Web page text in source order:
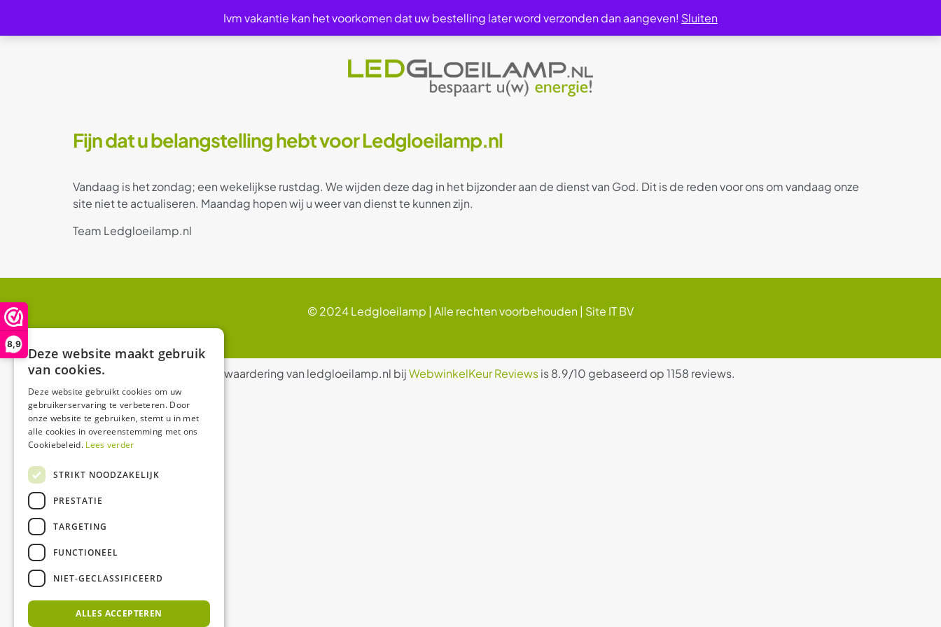
8,9
Fijn dat u belangstelling hebt voor Ledgloeilamp.nl
Vandaag is het zondag; een wekelijkse rustdag. We wijden deze dag in het bijzonder aan de dienst van God. Dit is de reden voor ons om vandaag onze
site niet te actualiseren. Maandag hopen wij u weer van dienst te kunnen zijn.
Team Ledgloeilamp.nl
© 2024 Ledgloeilamp | Alle rechten voorbehouden | Site IT BV
De waardering van ledgloeilamp.nl bijWebwinkelKeur Reviewsis 8.9/10 gebaseerd op 1158 reviews.
Ivm vakantie kan het voorkomen dat uw bestelling later word verzonden dan aangeven! Sluiten
Deze website maakt gebruik
van cookies.
Deze website gebruikt cookies om uw
gebruikerservaring te verbeteren. Door
onze website te gebruiken, stemt u in met
alle cookies in overeenstemming met ons
Cookiebeleid. Lees verder
STRIKT NOODZAKELIJK
PRESTATIE
TARGETING
FUNCTIONEEL
NIET-GECLASSIFICEERD
ALLES ACCEPTEREN